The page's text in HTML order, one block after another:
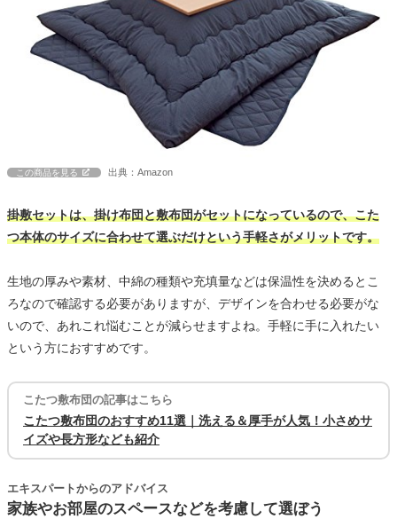
この商品を見る 出典：Amazon
掛敷セットは、掛け布団と敷布団がセットになっているので、こた
つ本体のサイズに合わせて選ぶだけという手軽さがメリットです。
生地の厚みや素材、中綿の種類や充填量などは保温性を決めるとこ
ろなので確認する必要がありますが、デザインを合わせる必要がな
いので、あれこれ悩むことが減らせますよね。手軽に手に入れたい
という方におすすめです。
こたつ敷布団の記事はこちら
こたつ敷布団のおすすめ11選｜洗える＆厚手が人気！小さめサ
イズや長方形なども紹介
家族やお部屋のスペースなどを考慮して選ぼう
エキスパートからのアドバイス